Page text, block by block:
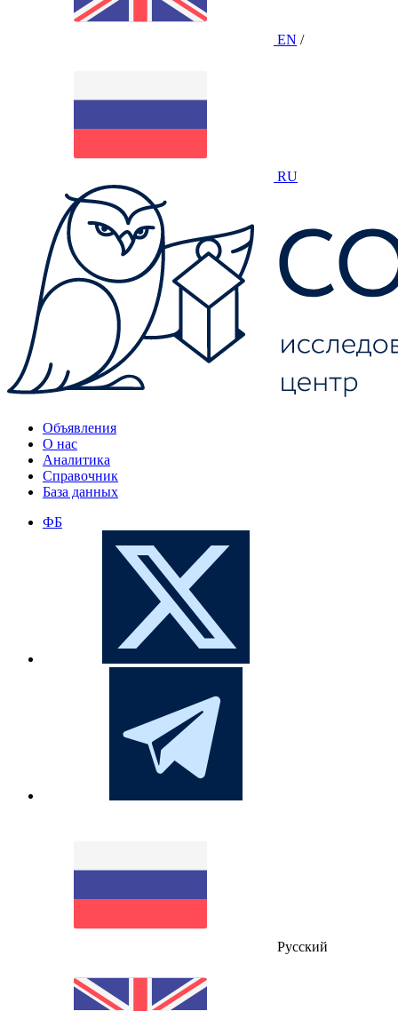
EN /
RU
Объявления
О нас
Аналитика
Справочник
База данных
ФБ
Русский